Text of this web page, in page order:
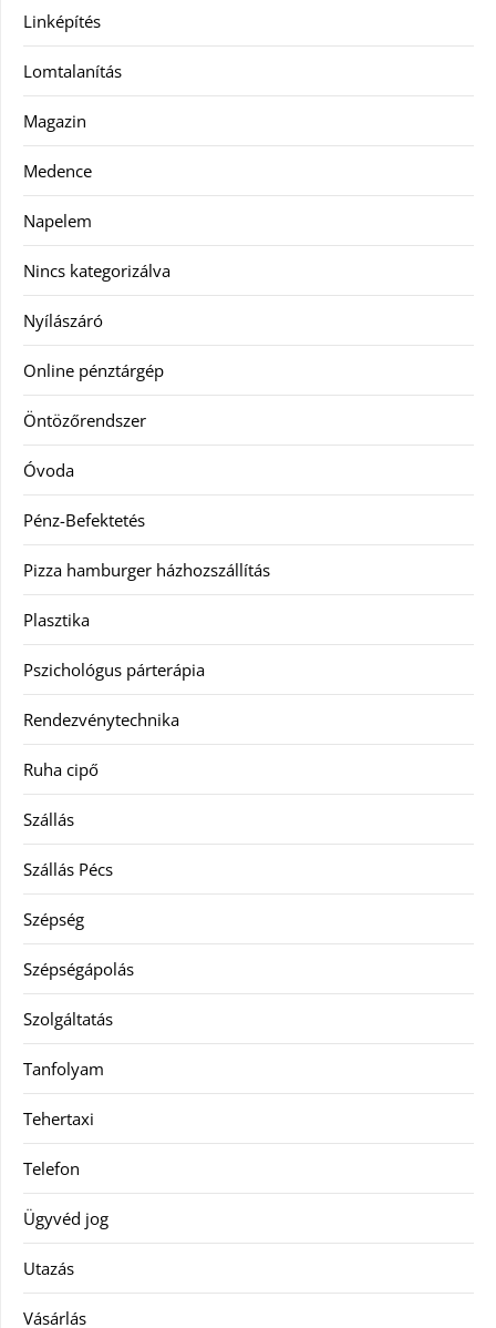
Linképítés
Lomtalanítás
Magazin
Medence
Napelem
Nincs kategorizálva
Nyílászáró
Online pénztárgép
Öntözőrendszer
Óvoda
Pénz-Befektetés
Pizza hamburger házhozszállítás
Plasztika
Pszichológus párterápia
Rendezvénytechnika
Ruha cipő
Szállás
Szállás Pécs
Szépség
Szépségápolás
Szolgáltatás
Tanfolyam
Tehertaxi
Telefon
Ügyvéd jog
Utazás
Vásárlás